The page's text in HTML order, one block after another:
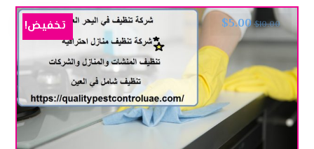
$10.00
$5.00 تخفيض!